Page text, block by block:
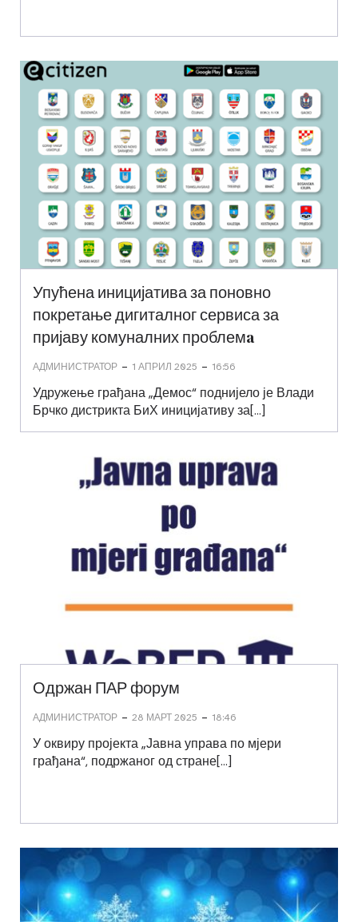
Упућена иницијатива за поновно
покретање дигиталног сервиса за
пријаву комуналних проблемa
АДМИНИСТРАТОР - 1 АПРИЛ 2025 - 16:56
Удружење грађана „Демос“ поднијело је Влади
Брчко дистрикта БиХ иницијативу за[…]
Одржан ПАР форум
АДМИНИСТРАТОР - 28 МАРТ 2025 - 18:46
У оквиру пројекта „Јавна управа по мјери
грађана“, подржаног од стране[…]